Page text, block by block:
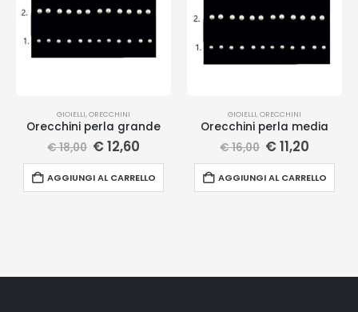
GIOIELLI,ORECCHINI
Orecchini perla grande
€18,00 € 12,60
AGGIUNGI AL CARRELLO
GIOIELLI,ORECCHINI
Orecchini perla media
€16,00 € 11,20
AGGIUNGI AL CARRELLO